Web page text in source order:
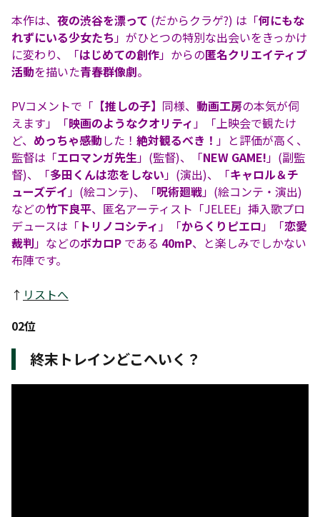
本作は、 夜の渋谷を漂って (だからクラゲ?) は「何にもな
れずにいる少女たち」がひとつの特別な出会いをきっかけ
に変わり、「はじめての創作」からの匿名クリエイティブ
活動を描いた青春群像劇。
PVコメントで「 【推しの子】 同様、 動画工房の本気が伺
えます」「映画のようなクオリティ」「上映会で観たけ
ど、 めっちゃ感動した！ 絶対観るべき！ 」と評価が高く、
監督は「エロマンガ先生」(監督)、「NEW GAME!」(副監
督)、「多田くんは恋をしない」(演出)、「キャロル＆チ
ューズデイ」(絵コンテ)、「呪術廻戦」(絵コンテ・演出)
などの竹下良平、匿名アーティスト「JELEE」挿入歌プロ
デュースは「 トリノコシティ」「からくりピエロ」「恋愛
裁判」などのボカロP である 40mP、と楽しみでしかない
布陣です。
↑ リストへ
02位
終末トレインどこへいく？